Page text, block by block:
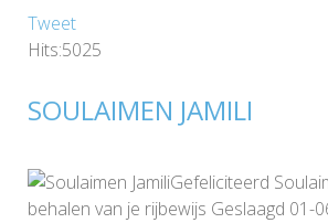
Tweet
Hits:5025
SOULAIMEN JAMILI
Gefeliciteerd
behalen van je rijbewijs Geslaagd 01-